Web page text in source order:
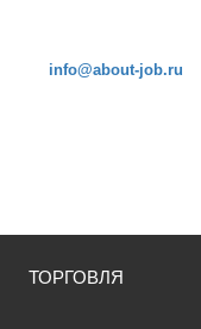
info@about-job.ru
ТОРГОВЛЯ